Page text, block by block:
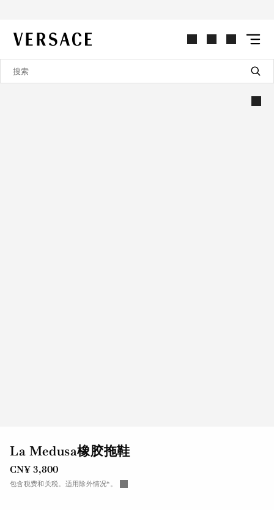
VERSACE | 主页
La Medusa橡胶拖鞋
CN¥ 3,800
包含税费和关税。适用除外情况*。